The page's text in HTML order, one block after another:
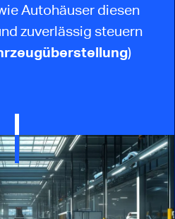
Autohäuser diesen
zuverlässig steuern
)